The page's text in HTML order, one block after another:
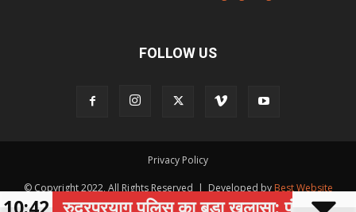
FOLLOW US
Privacy Policy
© Copyright 2022, All Rights Reserved | Developed by Best Website
Development Company